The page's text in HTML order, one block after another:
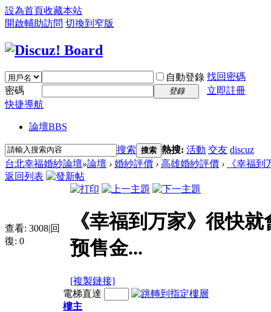
設為首頁收藏本站
開啟輔助訪問 切換到窄版
自動登錄 找回密碼
密碼
登錄
立即註冊
快捷導航
論壇BBS
搜索 搜索 熱搜: 活動 交友 discuz
台北幸福婚紗論壇»論壇 › 婚紗評價 › 高雄婚紗評價 ›
《幸福
返回列表
查看: 3008|回
復: 0
《幸福到万家》很快
预售金...
[複製鏈接]
電梯直達
樓主